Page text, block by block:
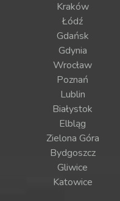
Kraków
Łódź
Gdańsk
Gdynia
Wrocław
Poznań
Lublin
Białystok
Elbląg
Zielona Góra
Bydgoszcz
Gliwice
Katowice